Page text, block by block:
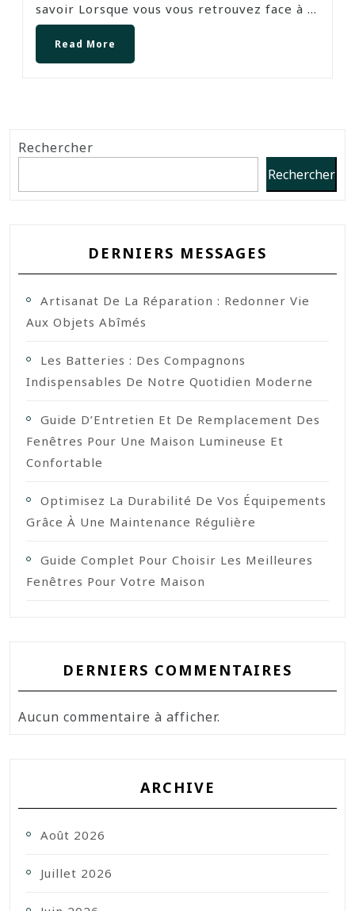
savoir Lorsque vous vous retrouvez face à ...
Read More
Rechercher
Rechercher
DERNIERS MESSAGES
Artisanat De La Réparation : Redonner Vie
Aux Objets Abîmés
Les Batteries : Des Compagnons
Indispensables De Notre Quotidien Moderne
Guide D’Entretien Et De Remplacement Des
Fenêtres Pour Une Maison Lumineuse Et
Confortable
Optimisez La Durabilité De Vos Équipements
Grâce À Une Maintenance Régulière
Guide Complet Pour Choisir Les Meilleures
Fenêtres Pour Votre Maison
DERNIERS COMMENTAIRES
Aucun commentaire à afficher.
ARCHIVE
Août 2026
Juillet 2026